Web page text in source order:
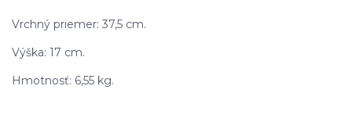
Vrchný priemer: 37,5 cm.
Výška: 17 cm.
Hmotnosť: 6,55 kg.